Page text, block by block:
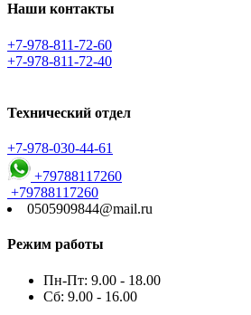
Наши контакты
+7-978-811-72-60
+7-978-811-72-40
Технический отдел
+7-978-030-44-61
+79788117260
+79788117260
0505909844@mail.ru
Режим работы
Пн-Пт: 9.00 - 18.00
Сб: 9.00 - 16.00